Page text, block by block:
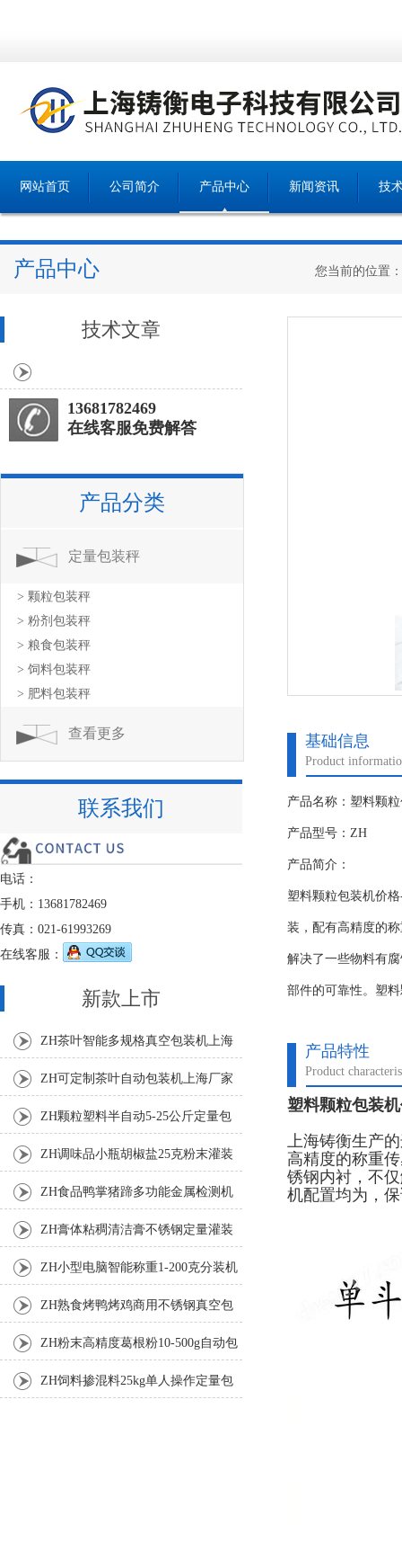
网站首页 公司简介 产品中心 新闻资讯 技
产品中心 您当前的位置：
基础信息
Product
产品名称：塑料颗
产品型号：ZH
产品简介：
塑料颗粒包装机价
装，配有高精度的
解决了一些物料有
部件的可靠性。塑
产品特性
Product
塑料颗粒包装
上海铸衡生产
高精度的称重
锈钢内衬，不
机配置均为，
技术文章
13681782469
在线客服免费解答
产品分类
定量包装秤
> 颗粒包装秤
> 粉剂包装秤
> 粮食包装秤
> 饲料包装秤
> 肥料包装秤
查看更多
联系我们
电话：
手机：13681782469
传真：021-61993269
在线客服：
新款上市
ZH茶叶智能多规格真空包装机上海
厂家 ZH可定制茶叶自动包装机上海厂家
ZH颗粒塑料半自动5-25公斤定量包
装机 ZH调味品小瓶胡椒盐25克粉末灌装
ZH食品鸭掌猪蹄多功能金属检测机
ZH膏体粘稠清洁膏不锈钢定量灌装
机厂家 ZH小型电脑智能称重1-200克分装机
ZH熟食烤鸭烤鸡商用不锈钢真空包
装机 ZH粉末高精度葛根粉10-500g自动包
装机 ZH饲料掺混料25kg单人操作定量包